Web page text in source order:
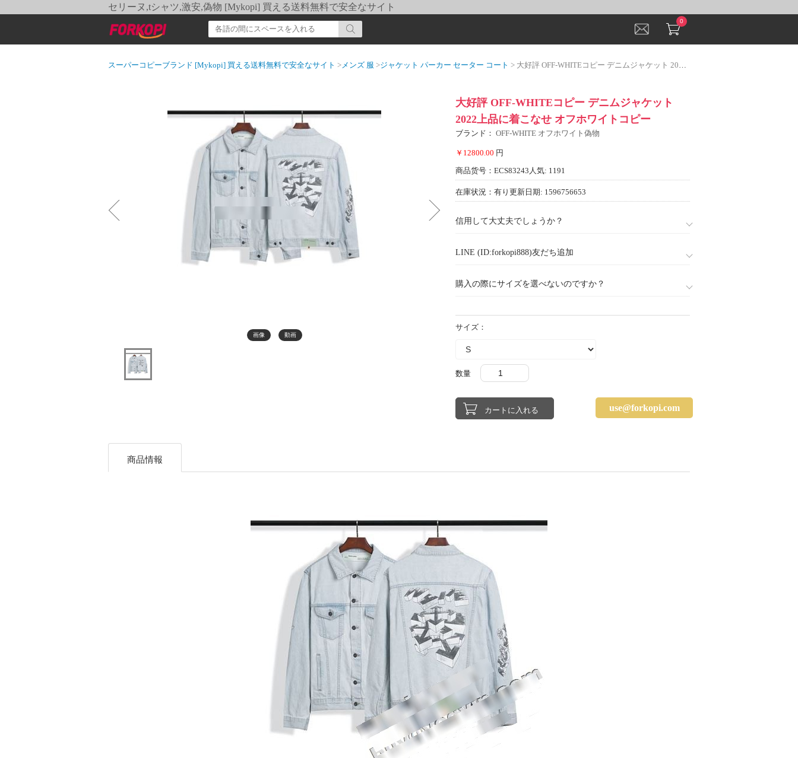
セリーヌ,tシャツ,激安,偽物 [Mykopi] 買える送料無料で安全なサイト
0
スーパーコピーブランド [Mykopi] 買える送料無料で安全なサイト >メンズ 服 >ジャケット パーカー セーター コート > 大好評 OFF-WHITEコピー デニムジャケット 2022上品に着こなせ オフホワイトコピー
画像 動画
大好評 OFF-WHITEコピー デニムジャケット
2022上品に着こなせ オフホワイトコピー
ブランド： OFF-WHITE オフホワイト偽物
￥12800.00 円
商品货号：ECS83243 人気: 1191
在庫状況：有り 更新日期: 1596756653
信用して大丈夫でしょうか？
LINE (ID:forkopi888)友だち追加
購入の際にサイズを選べないのですか？
サイズ：
数量
use@forkopi.com
商品情報